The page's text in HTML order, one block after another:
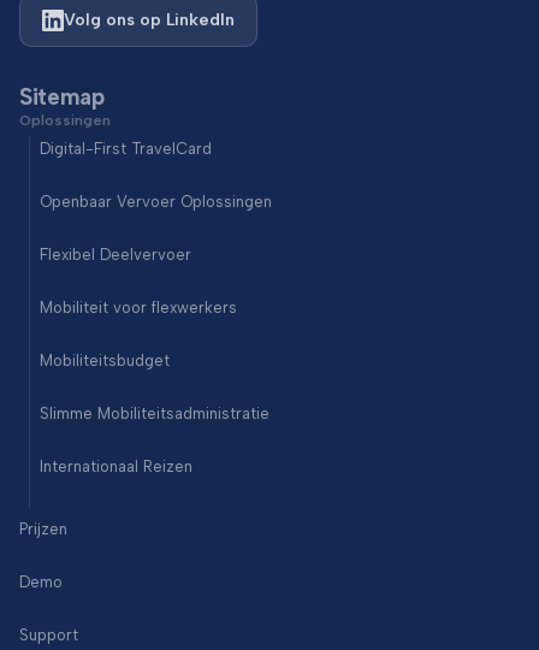
Volg ons op LinkedIn
Sitemap
Oplossingen
Digital-First TravelCard
Openbaar Vervoer Oplossingen
Flexibel Deelvervoer
Mobiliteit voor flexwerkers
Mobiliteitsbudget
Slimme Mobiliteitsadministratie
Internationaal Reizen
Prijzen
Demo
Support